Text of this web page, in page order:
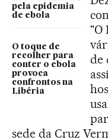
pela epidemia
de ebola
O toque de
recolher para
conter o ebola
provoca
confrontos na
Libéria
"O
de
sede da Cruz